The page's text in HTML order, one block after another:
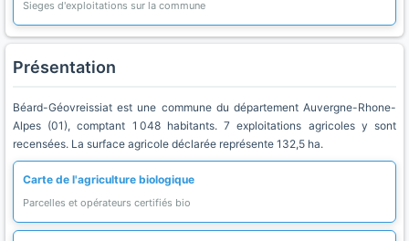
Sieges d'exploitations sur la commune
Présentation
Béard-Géovreissiat est une commune du département Auvergne-Rhone-
Alpes (01), comptant 1 048 habitants. 7 exploitations agricoles y sont
recensées. La surface agricole déclarée représente 132,5 ha.
Carte de l'agriculture biologique
Parcelles et opérateurs certifiés bio